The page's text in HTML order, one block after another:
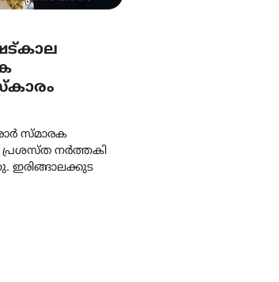
സ്മാരക
നർത്തകി
ഇരിങ്ങാലക്കുട